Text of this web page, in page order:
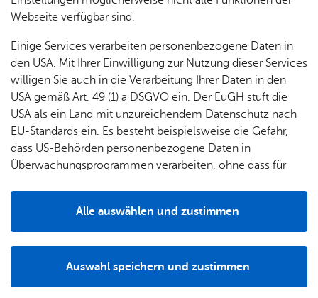
Es wur­den keine Ver­an­stal­tun­gen ge­fun­den.
Heute
Ihr Kon­takt zu uns
Stadt Fried­richs­ha­fen
Webseite verfügbar sind.
Einige Services verarbeiten personenbezogene Daten in
den USA. Mit Ihrer Einwilligung zur Nutzung dieser Services
willigen Sie auch in die Verarbeitung Ihrer Daten in den
USA gemäß Art. 49 (1) a DSGVO ein. Der EuGH stuft die
USA als ein Land mit unzureichendem Datenschutz nach
EU-Standards ein. Es besteht beispielsweise die Gefahr,
dass US-Behörden personenbezogene Daten in
Überwachungsprogrammen verarbeiten, ohne dass für
Auswahl speichern und zustimmen
Alle auswählen und zustimmen